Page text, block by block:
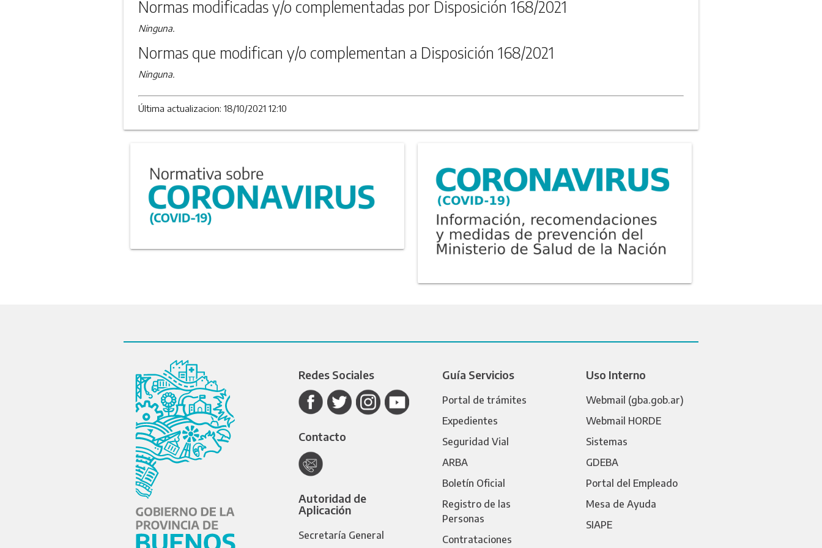
Normas modificadas y/o complementadas por Disposición 168/2021
Ninguna.
Normas que modifican y/o complementan a Disposición 168/2021
Ninguna.
Última actualizacion: 18/10/2021 12:10
Redes Sociales
Contacto
Autoridad de
Aplicación
Secretaría General
Guía Servicios
Portal de trámites
Expedientes
Seguridad Vial
ARBA
Boletín Oficial
Registro de las
Personas
Contrataciones
Uso Interno
Webmail (gba.gob.ar)
Webmail HORDE
Sistemas
GDEBA
Portal del Empleado
Mesa de Ayuda
SIAPE